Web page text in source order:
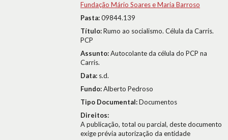
Fundação Mário Soares e Maria Barroso
Pasta:09844.139
Título:Rumo ao socialismo. Célula da Carris.
PCP
Assunto:Autocolante da célula do PCP na
Carris.
Data: s.d.
Fundo:Alberto Pedroso
Tipo Documental:Documentos
Direitos:
A publicação, total ou parcial, deste documento
exige prévia autorização da entidade